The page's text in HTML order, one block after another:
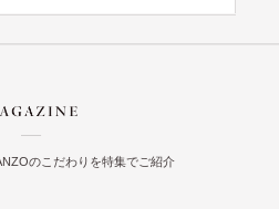
のこだわりを特集でご紹介